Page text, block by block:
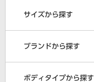
サイズから探す
ブランドから探す
ボディタイプから探す